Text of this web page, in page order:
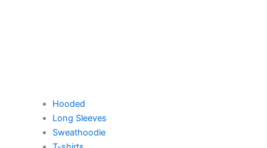
Hooded
Long Sleeves
Sweathoodie